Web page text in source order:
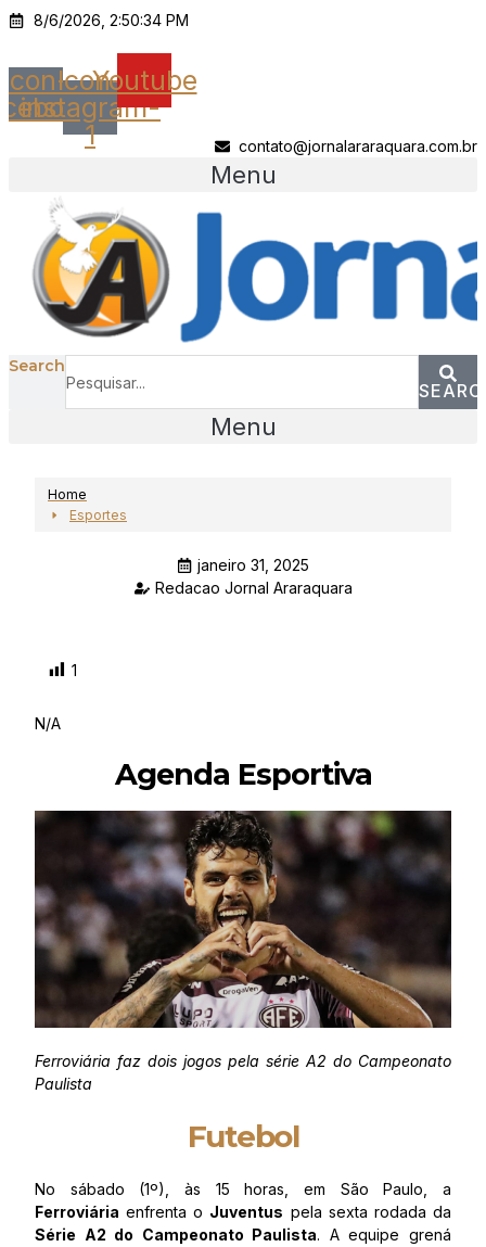
Ir
o
conteúdo
8/6/2026, 2:50:34 PM
Icon-Icon-
instagram-
1
Youtube
contato@jornalararaquara.com.br
Menu
Search
Menu
Home
Esportes
janeiro 31, 2025
Redacao Jornal Araraquara
1
N/A
Agenda Esportiva
Ferroviária faz dois jogos pela série A2 do Campeonato
Paulista
Futebol
No sábado (1º), às 15 horas, em São Paulo, a
Ferroviária enfrenta o Juventus pela sexta rodada da
Série A2 do Campeonato Paulista. A equipe grená